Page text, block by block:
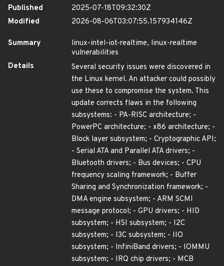
Published
2025-07-18T09:32:30Z
Modified
2026-08-06T03:07:55.157934146Z
Summary
linux-intel-iot-realtime, linux-realtime
vulnerabilities
Details
Several security issues were discovered in
the Linux kernel. An attacker could possibly
use these to compromise the system. This
update corrects flaws in the following
subsystems: - PA-RISC architecture; -
PowerPC architecture; - x86 architecture; -
Block layer subsystem; - Cryptographic API;
- Serial ATA and Parallel ATA drivers; -
Bluetooth drivers; - Bus devices; - CPU
frequency scaling framework; - Buffer
Sharing and Synchronization framework; -
DMA engine subsystem; - ARM SCMI
message protocol; - GPU drivers; - HID
subsystem; - HSI subsystem; - I2C
subsystem; - I3C subsystem; - IIO
subsystem; - InfiniBand drivers; - IOMMU
subsystem; - IRQ chip drivers; - MCB